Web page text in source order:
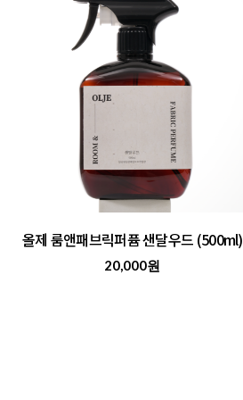
올제 룸앤패브릭퍼퓸 샌달우드 (500ml)
20,000원